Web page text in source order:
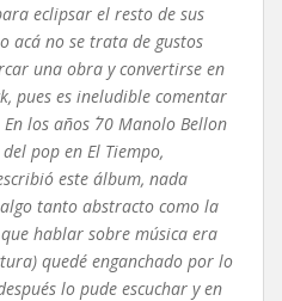
eclipsar el resto de sus
acá no se trata de gustos
una obra y convertirse en
pues es ineludible comentar
los años ´70 Manolo Bellon
pop en El Tiempo,
este álbum, nada
tanto abstracto como la
hablar sobre música era
quedé enganchado por lo
lo pude escuchar y en